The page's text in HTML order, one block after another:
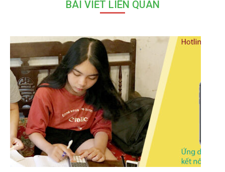
BÀI VIẾT LIÊN QUAN